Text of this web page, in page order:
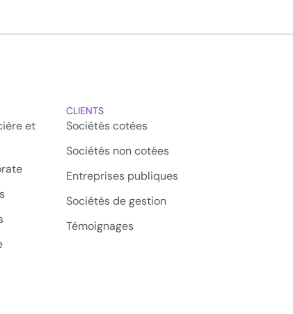
et
CLIENTS
Sociétés cotées
Sociétés non cotées
Entreprises publiques
Sociétés de gestion
Témoignages